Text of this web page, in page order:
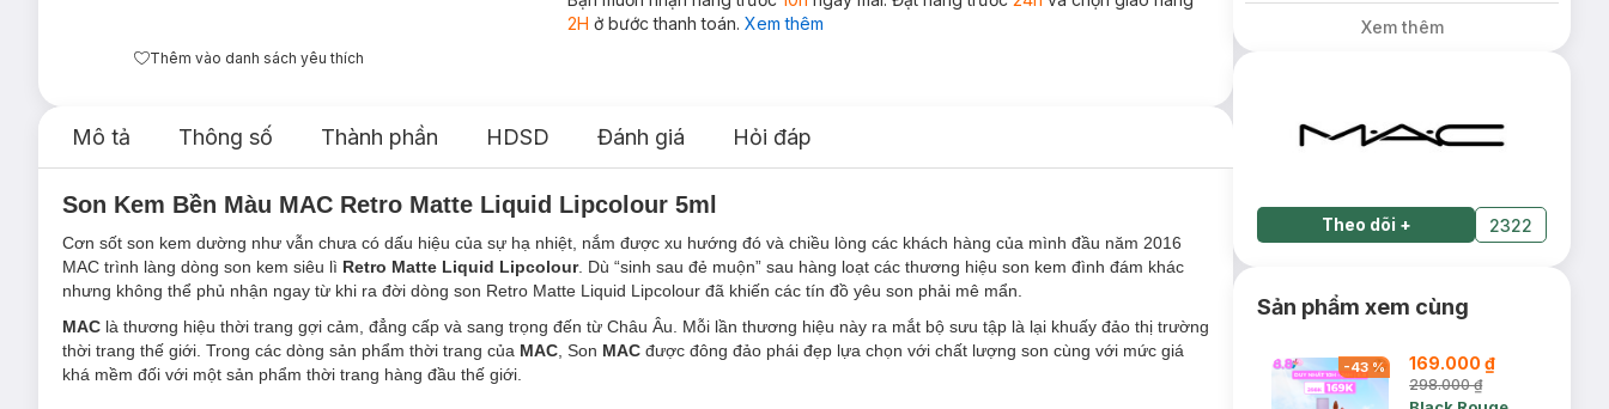
Thêm vào danh sách yêu thích
2H ở bước thanh toán. Xem thêm
Mô tả Thông số Thành phần HDSD Đánh giá Hỏi đáp
Son Kem Bền Màu MAC Retro Matte Liquid Lipcolour 5ml
Cơn sốt son kem dường như vẫn chưa có dấu hiệu của sự hạ nhiệt, nắm được xu hướng đó và chiều lòng các khách hàng của mình đầu năm 2016
MAC trình làng dòng son kem siêu lì Retro Matte Liquid Lipcolour. Dù “sinh sau đẻ muộn” sau hàng loạt các thương hiệu son kem đình đám khác
nhưng không thể phủ nhận ngay từ khi ra đời dòng son Retro Matte Liquid Lipcolour đã khiến các tín đồ yêu son phải mê mẩn.
MAC là thương hiệu thời trang gợi cảm, đẳng cấp và sang trọng đến từ Châu Âu. Mỗi lần thương hiệu này ra mắt bộ sưu tập là lại khuấy đảo thị trường
thời trang thế giới. Trong các dòng sản phẩm thời trang của MAC , Son MAC được đông đảo phái đẹp lựa chọn với chất lượng son cùng với mức giá
khá mềm đối với một sản phẩm thời trang hàng đầu thế giới.
Xem thêm
Theo dõi + 2322
Sản phẩm xem cùng
-43% 169.000 ₫
298.000 ₫